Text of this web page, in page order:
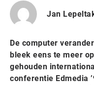
Jan
De computer
bleek eens te meer
gehouden
conferentie Edmedia